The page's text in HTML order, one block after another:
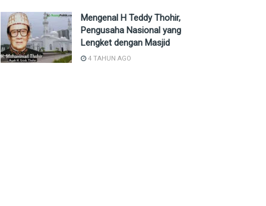
Mengenal H Teddy Thohir,
Pengusaha Nasional yang
Lengket dengan Masjid
4 TAHUN AGO